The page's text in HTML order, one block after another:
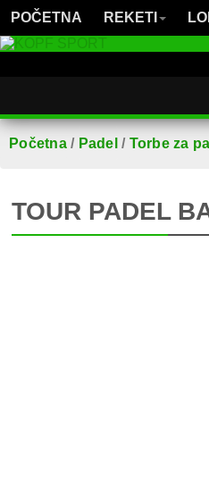
POČETNA REKETI
Početna/ Padel / Torbe za
TOUR PADEL